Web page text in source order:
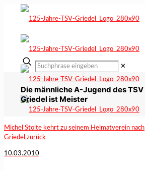
✕
Die männliche A-Jugend des TSV
Griedel ist Meister
Michel Stolte kehrt zu seinem Heimatverein nach
Griedel zurück
10.03.2010